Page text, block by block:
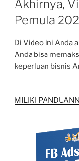
Akhirnya,
Pemula
Di Video ini Anda
Anda bisa
keperluan bisnis
MILIKI